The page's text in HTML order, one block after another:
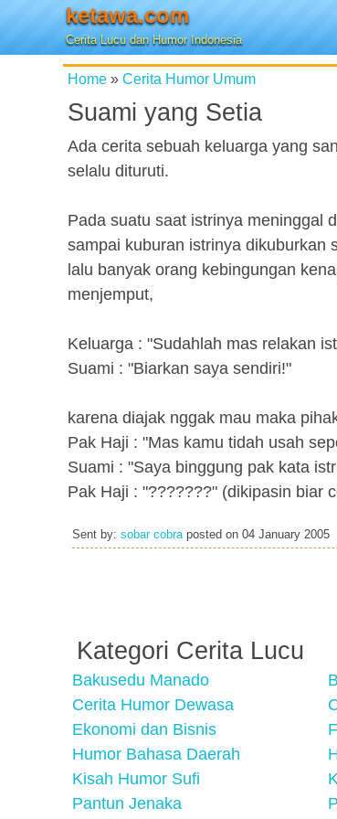
ketawa.com
Cerita Lucu dan Humor Indonesia
Home » Cerita Humor Umum
Suami yang Setia
Ada cerita sebuah keluarga yang
selalu dituruti.
Pada suatu saat istrinya meninggal
sampai kuburan istrinya dikuburkan
lalu banyak orang kebingungan
menjemput,
Keluarga : "Sudahlah mas relakan
Suami : "Biarkan saya sendiri!"
karena diajak nggak mau maka
Pak Haji : "Mas kamu tidah usah
Suami : "Saya binggung pak kata
Pak Haji : "???????" (dikipasin biar
Sent by: sobar cobraposted on 04 January 2005
Kategori Cerita Lucu
Bakusedu Manado
Cerita Humor Dewasa
Ekonomi dan Bisnis
Humor Bahasa Daerah
Kisah Humor Sufi
Pantun Jenaka